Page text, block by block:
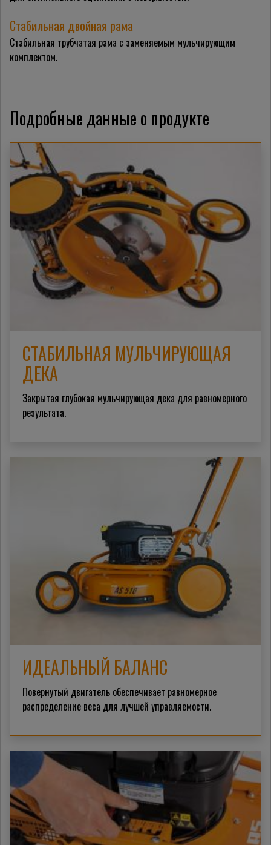
Стабильная двойная рама
Стабильная трубчатая рама с заменяемым мульчирующим
комплектом.
Подробные данные о продукте
СТАБИЛЬНАЯ МУЛЬЧИРУЮЩАЯ
ДЕКА
Закрытая глубокая мульчирующая дека для равномерного
результата.
ИДЕАЛЬНЫЙ БАЛАНС
Повернутый двигатель обеспечивает равномерное
распределение веса для лучшей управляемости.